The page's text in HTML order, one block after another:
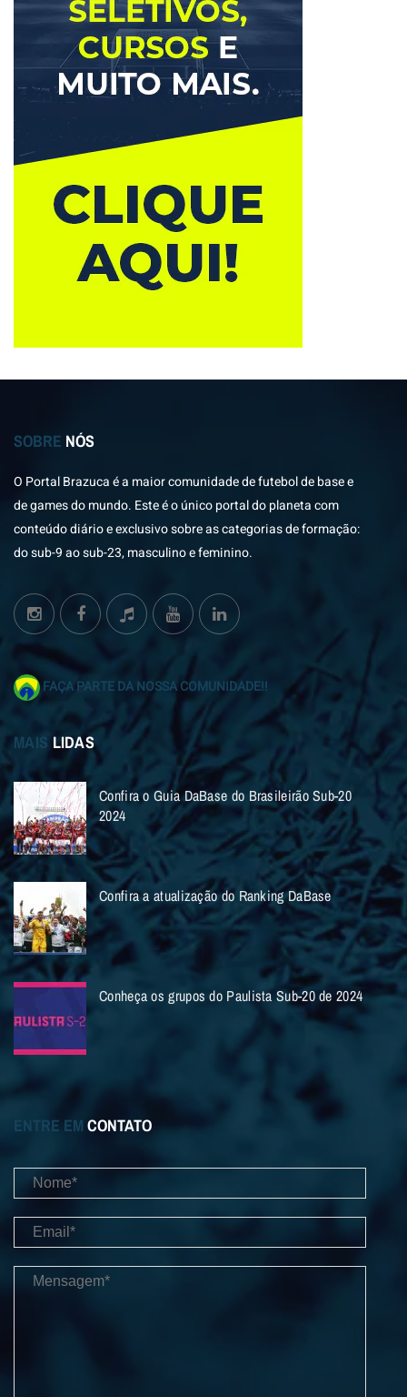
SOBRE NÓS
O Portal Brazuca é a maior comunidade de futebol de base e
de games do mundo. Este é o único portal do planeta com
conteúdo diário e exclusivo sobre as categorias de formação:
do sub-9 ao sub-23, masculino e feminino.
FAÇA PARTE DA NOSSA COMUNIDADE!!
MAIS LIDAS
Confira o Guia DaBase do Brasileirão Sub-20
2024
Confira a atualização do Ranking DaBase
Conheça os grupos do Paulista Sub-20 de 2024
ENTRE EM CONTATO